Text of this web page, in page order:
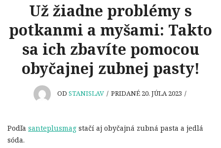
Už žiadne problémy s
potkanmi a myšami: Takto
sa ich zbavíte pomocou
obyčajnej zubnej pasty!
OD STANISLAV / PRIDANÉ 20. JÚLA 2023 /
Podľa santeplusmag stačí aj obyčajná zubná pasta a jedlá
sóda.